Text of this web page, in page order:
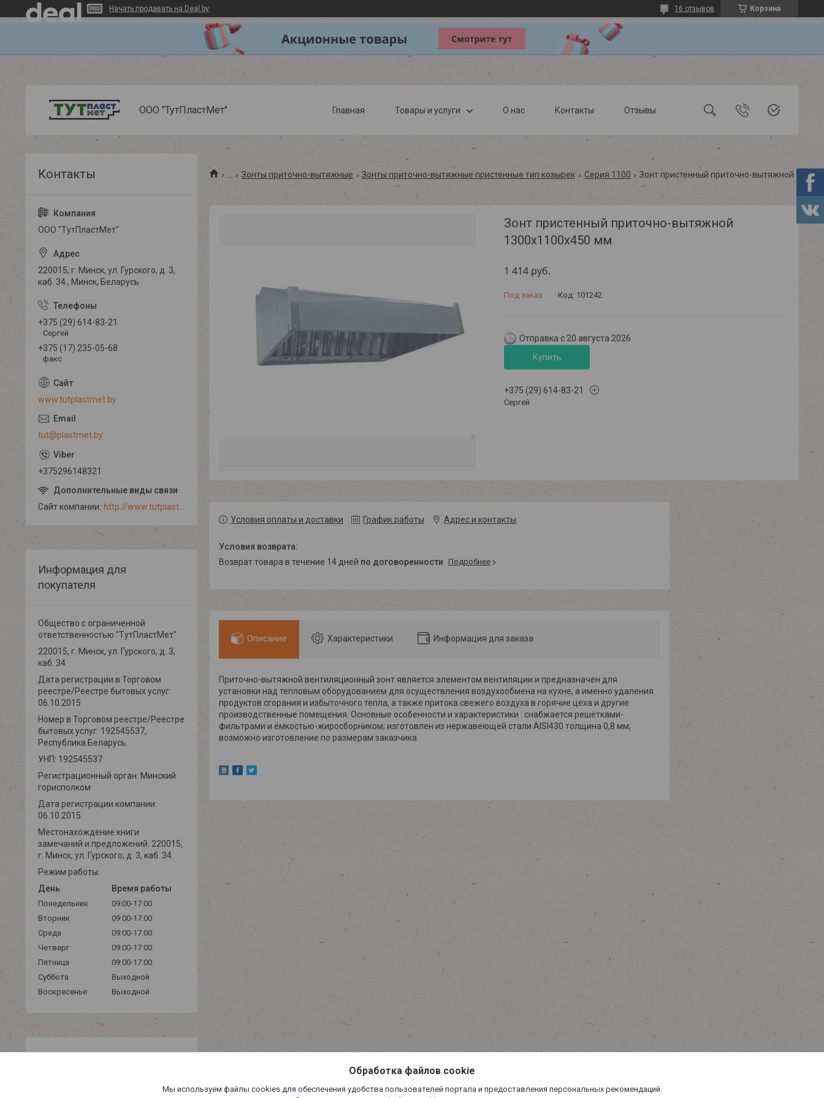
Начать продавать на Deal.by Корзина
16 отзывов
ООО "ТутПластМет" Главная Товары и услуги О нас Контакты Отзывы
Зонты приточно-вытяжные Зонты приточно-вытяжные пристенные тип козырек Серия 1100
Зонт пристенный приточно-вытяжной
1300х1100х450 мм
1 414 руб.
Под заказ Код: 101242
Отправка с 20 августа 2026
Купить
+375 (29) 614-83-21
Сергей
Условия оплаты и доставки График работы Адрес и контакты
возврат товара в течение 14 дней по договоренности Подробнее
Описание Характеристики Информация для заказа
Приточно-вытяжной вентиляционный зонт является элементом вентиляции и предназначен для
установки над тепловым оборудованием для осуществления воздухообмена на кухне, а именно удаления
продуктов сгорания и избыточного тепла, а также притока свежего воздуха в горячие цеха и другие
производственные помещения. Основные особенности и характеристики : снабжается решётками-
фильтрами и ёмкостью-жиросборником; изготовлен из нержавеющей стали AISI430 толщина 0,8 мм;
возможно изготовление по размерам заказчика.
ООО "ТутПластМет"
220015, г. Минск, ул. Гурского, д. 3,
каб. 34., Минск, Беларусь
+375 (29) 614-83-21
Сергей
+375 (17) 235-05-68
факс
www.tutplastmet.by
tut@plastmet.by
+375296148321
Сайт компании
Информация для
покупателя
Общество с ограниченной
ответственностью "ТутПластМет"
220015, г. Минск, ул. Гурского, д. 3,
каб. 34.
Дата регистрации в Торговом
реестре/Реестре бытовых услуг:
06.10.2015
Номер в Торговом реестре/Реестре
бытовых услуг: 192545537,
Республика Беларусь
УНП: 192545537
Регистрационный орган: Минский
горисполком
Дата регистрации компании:
06.10.2015
Местонахождение книги
замечаний и предложений: 220015,
г. Минск, ул. Гурского, д. 3, каб. 34.
Режим работы:
День
Время работы
Понедельник
09:00-17:00
Вторник
09:00-17:00
Среда
09:00-17:00
Четверг
09:00-17:00
Пятница
09:00-17:00
Суббота
Выходной
Воскресенье
Выходной
Обработка файлов cookie
Мы используем файлы cookies для обеспечения удобства пользователей портала и предоставления персональных рекомендаций.